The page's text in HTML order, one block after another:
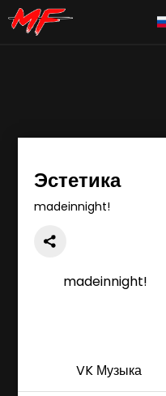
Эстетика
madeinnight!
madeinnight!
VK Музыка